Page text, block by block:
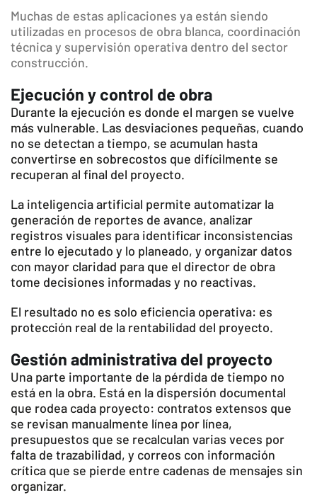
Muchas de estas aplicaciones ya están siendo
utilizadas en procesos de obra blanca, coordinación
técnica y supervisión operativa dentro del sector
construcción.
Ejecución y control de obra
Durante la ejecución es donde el margen se vuelve
más vulnerable. Las desviaciones pequeñas, cuando
no se detectan a tiempo, se acumulan hasta
convertirse en sobrecostos que difícilmente se
recuperan al final del proyecto.
La inteligencia artificial permite automatizar la
generación de reportes de avance, analizar
registros visuales para identificar inconsistencias
entre lo ejecutado y lo planeado, y organizar datos
con mayor claridad para que el director de obra
tome decisiones informadas y no reactivas.
El resultado no es solo eficiencia operativa: es
protección real de la rentabilidad del proyecto.
Gestión administrativa del proyecto
Una parte importante de la pérdida de tiempo no
está en la obra. Está en la dispersión documental
que rodea cada proyecto: contratos extensos que
se revisan manualmente línea por línea,
presupuestos que se recalculan varias veces por
falta de trazabilidad, y correos con información
crítica que se pierde entre cadenas de mensajes sin
organizar.